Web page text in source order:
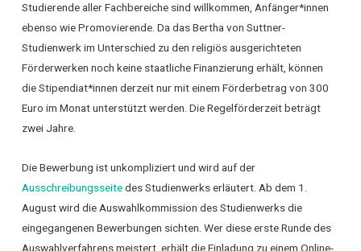
Studierende aller Fachbereiche sind willkommen, Anfänger*innen
ebenso wie Promovierende. Da das Bertha von Suttner-
Studienwerk im Unterschied zu den religiös ausgerichteten
Förderwerken noch keine staatliche Finanzierung erhält, können
die Stipendiat*innen derzeit nur mit einem Förderbetrag von 300
Euro im Monat unterstützt werden. Die Regelförderzeit beträgt
zwei Jahre.
Die Bewerbung ist unkompliziert und wird auf der
Ausschreibungsseitedes Studienwerks erläutert. Ab dem 1.
August wird die Auswahlkommission des Studienwerks die
eingegangenen Bewerbungen sichten. Wer diese erste Runde des
Auswahlverfahrens meistert, erhält die Einladung zu einem Online-